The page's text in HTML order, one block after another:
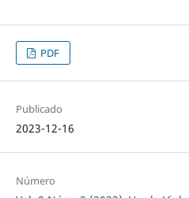
PDF
Publicado
2023-12-16
Número